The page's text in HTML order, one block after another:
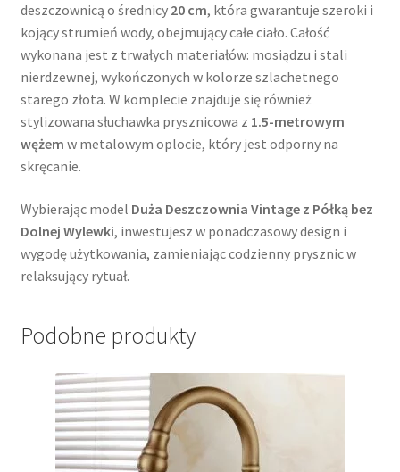
deszczownicą o średnicy 20 cm, która gwarantuje szeroki i
kojący strumień wody, obejmujący całe ciało. Całość
wykonana jest z trwałych materiałów: mosiądzu i stali
nierdzewnej, wykończonych w kolorze szlachetnego
starego złota. W komplecie znajduje się również
stylizowana słuchawka prysznicowa z 1.5-metrowym
wężem w metalowym oplocie, który jest odporny na
skręcanie.
Wybierając model Duża Deszczownia Vintage z Półką bez
Dolnej Wylewki, inwestujesz w ponadczasowy design i
wygodę użytkowania, zamieniając codzienny prysznic w
relaksujący rytuał.
Podobne produkty